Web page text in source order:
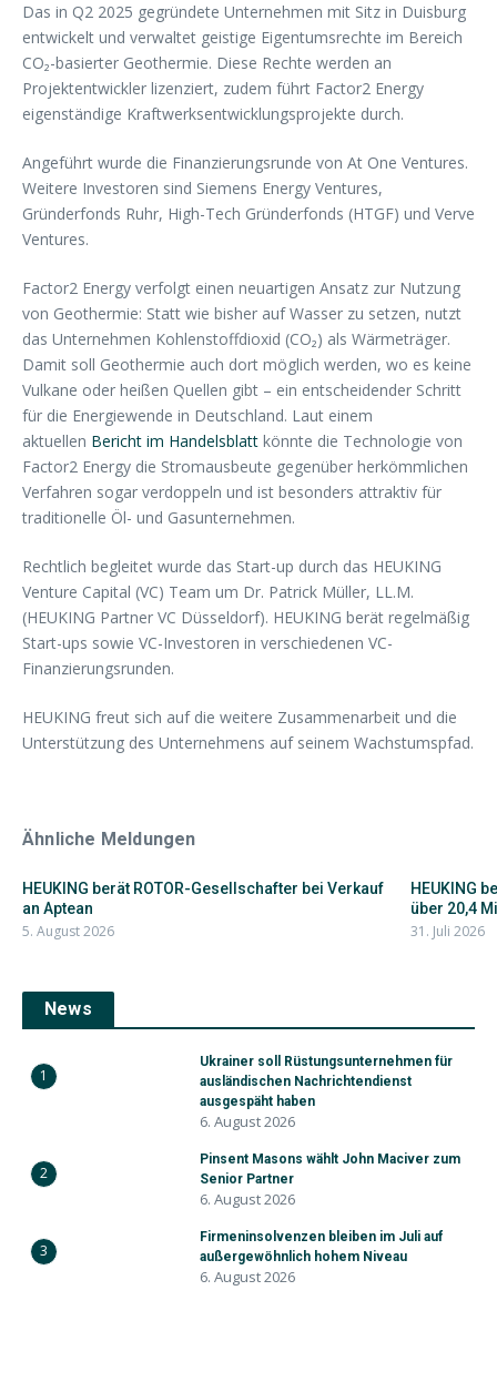
Das in Q2 2025 gegründete Unternehmen mit Sitz in Duisburg
entwickelt und verwaltet geistige Eigentumsrechte im Bereich
CO₂-basierter Geothermie. Diese Rechte werden an
Projektentwickler lizenziert, zudem führt Factor2 Energy
eigenständige Kraftwerksentwicklungsprojekte durch.
Angeführt wurde die Finanzierungsrunde von At One Ventures.
Weitere Investoren sind Siemens Energy Ventures,
Gründerfonds Ruhr, High-Tech Gründerfonds (HTGF) und Verve
Ventures.
Factor2 Energy verfolgt einen neuartigen Ansatz zur Nutzung
von Geothermie: Statt wie bisher auf Wasser zu setzen, nutzt
das Unternehmen Kohlenstoffdioxid (CO₂) als Wärmeträger.
Damit soll Geothermie auch dort möglich werden, wo es keine
Vulkane oder heißen Quellen gibt – ein entscheidender Schritt
für die Energiewende in Deutschland. Laut einem
aktuellen Bericht im Handelsblatt könnte die Technologie von
Factor2 Energy die Stromausbeute gegenüber herkömmlichen
Verfahren sogar verdoppeln und ist besonders attraktiv für
traditionelle Öl- und Gasunternehmen.
Rechtlich begleitet wurde das Start-up durch das HEUKING
Venture Capital (VC) Team um Dr. Patrick Müller, LL.M.
(HEUKING Partner VC Düsseldorf). HEUKING berät regelmäßig
Start-ups sowie VC-Investoren in verschiedenen VC-
Finanzierungsrunden.
HEUKING freut sich auf die weitere Zusammenarbeit und die
Unterstützung des Unternehmens auf seinem Wachstumspfad.
Ähnliche Meldungen
HEUKING berät ROTOR-Gesellschafter bei Verkauf
an Aptean
5. August 2026
HEUKING
über 20,4
31. Juli 2026
News
1
Ukrainer soll Rüstungsunternehmen für
ausländischen Nachrichtendienst
ausgespäht haben
6. August 2026
2
Pinsent Masons wählt John Maciver zum
Senior Partner
6. August 2026
3
Firmeninsolvenzen bleiben im Juli auf
außergewöhnlich hohem Niveau
6. August 2026